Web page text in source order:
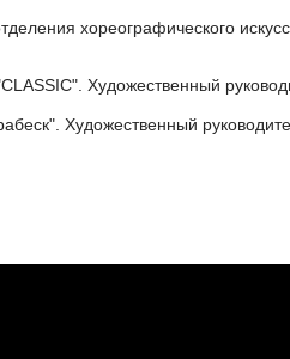
хореографического
Художественный
Художественный